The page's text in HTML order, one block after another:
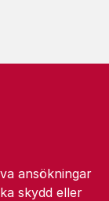
ansökningar
skydd eller